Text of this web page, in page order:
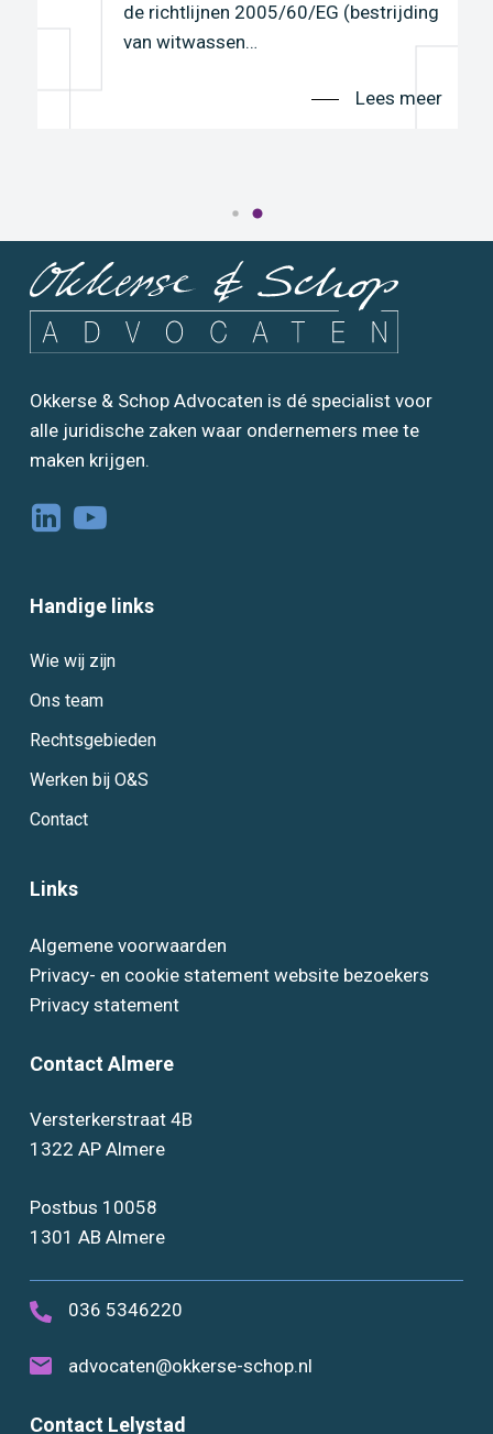
de richtlijnen 2005/60/EG (bestrijding
van witwassen…
Lees meer
Okkerse & Schop Advocaten is dé specialist voor
alle juridische zaken waar ondernemers mee te
maken krijgen.
Handige links
Wie wij zijn
Ons team
Rechtsgebieden
Werken bij O&S
Contact
Links
Algemene voorwaarden
Privacy- en cookie statement website bezoekers
Privacy statement
Contact Almere
Versterkerstraat 4B
1322 AP Almere
Postbus 10058
1301 AB Almere
036 5346220
advocaten@okkerse-schop.nl
Contact Lelystad